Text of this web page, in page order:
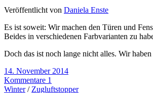
Veröffentlicht von Daniela Enste
Es ist soweit: Wir machen den Türen und
Beides in verschiedenen Farbvarianten zu
Doch das ist noch lange nicht alles. Wir
14. November 2014
Kommentare 1
Winter/ Zugluftstopper